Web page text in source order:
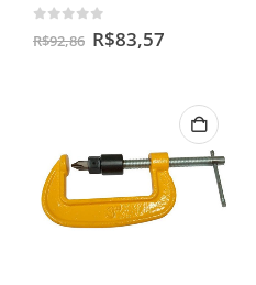
out of 5
R$92,86 R$83,57